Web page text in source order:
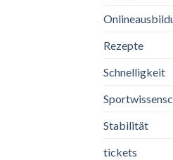
Rezepte
Schnelligkeit
Stabilität
tickets